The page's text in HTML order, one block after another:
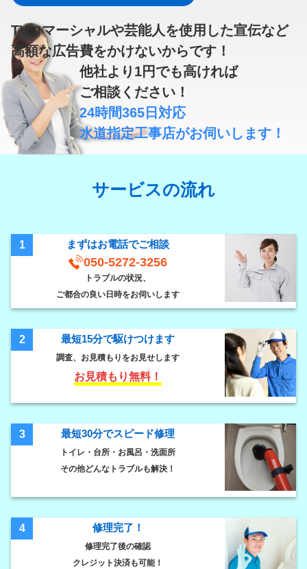
TVコマーシャルや芸能人を使用した宣伝など
高額な広告費をかけないからです！
他社より 1円でも高ければ
ご相談ください！
24時間365日対応
水道指定工事店がお伺いします！
サービスの流れ
1 まずはお電話でご相談
050-5272-3256
トラブルの状況、
ご都合の良い日時をお伺いします
2 最短15分で駆けつけます
調査、お見積もりをお見せします
お見積もり無料！
3 最短30分でスピード修理
トイレ・台所・お風呂・洗面所
その他どんなトラブルも解決！
4 修理完了！
修理完了後の確認
クレジット決済も可能！